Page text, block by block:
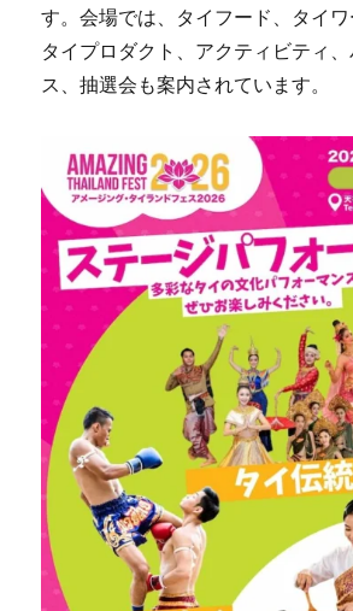
す。会場では、タイフード、タイワ
タイプロダクト、アクティビティ
ス、抽選会も案内されています。